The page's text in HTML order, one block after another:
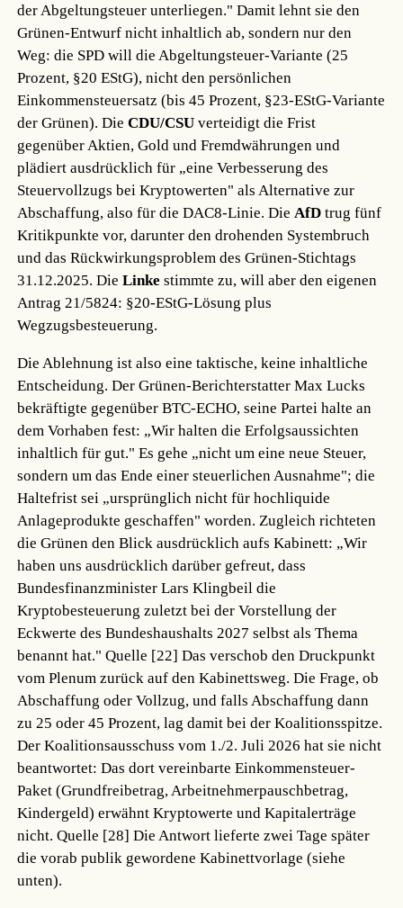
der Abgeltungsteuer unterliegen." Damit lehnt sie den
Grünen-Entwurf nicht inhaltlich ab, sondern nur den
Weg: die SPD will die Abgeltungsteuer-Variante (25
Prozent, §20 EStG), nicht den persönlichen
Einkommensteuersatz (bis 45 Prozent, §23-EStG-Variante
der Grünen). DieCDU/CSU verteidigt die Frist
gegenüber Aktien, Gold und Fremdwährungen und
plädiert ausdrücklich für „eine Verbesserung des
Steuervollzugs bei Kryptowerten" als Alternative zur
Abschaffung, also für die DAC8-Linie. Die AfD trug fünf
Kritikpunkte vor, darunter den drohenden Systembruch
und das Rückwirkungsproblem des Grünen-Stichtags
31.12.2025. DieLinke stimmte zu, will aber den eigenen
Antrag 21/5824: §20-EStG-Lösung plus
Wegzugsbesteuerung.
Die Ablehnung ist also eine taktische, keine inhaltliche
Entscheidung. Der Grünen-Berichterstatter Max Lucks
bekräftigte gegenüber BTC-ECHO, seine Partei halte an
dem Vorhaben fest: „Wir halten die Erfolgsaussichten
inhaltlich für gut." Es gehe „nicht um eine neue Steuer,
sondern um das Ende einer steuerlichen Ausnahme"; die
Haltefrist sei „ursprünglich nicht für hochliquide
Anlageprodukte geschaffen" worden. Zugleich richteten
die Grünen den Blick ausdrücklich aufs Kabinett: „Wir
haben uns ausdrücklich darüber gefreut, dass
Bundesfinanzminister Lars Klingbeil die
Kryptobesteuerung zuletzt bei der Vorstellung der
Eckwerte des Bundeshaushalts 2027 selbst als Thema
benannt hat."Quelle [22] Das verschob den Druckpunkt
vom Plenum zurück auf den Kabinettsweg. Die Frage, ob
Abschaffung oder Vollzug, und falls Abschaffung dann
zu 25 oder 45 Prozent, lag damit bei der Koalitionsspitze.
Der Koalitionsausschuss vom 1./2. Juli 2026 hat sie nicht
beantwortet: Das dort vereinbarte Einkommensteuer-
Paket (Grundfreibetrag, Arbeitnehmerpauschbetrag,
Kindergeld) erwähnt Kryptowerte und Kapitalerträge
nicht.Quelle [28] Die Antwort lieferte zwei Tage später
die vorab publik gewordene Kabinettvorlage (siehe
unten).